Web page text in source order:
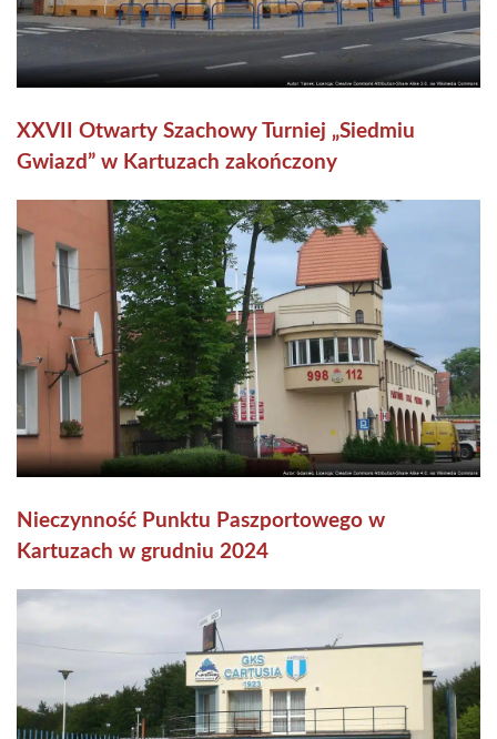
XXVII Otwarty Szachowy Turniej „Siedmiu
Gwiazd” w Kartuzach zakończony
Nieczynność Punktu Paszportowego w
Kartuzach w grudniu 2024